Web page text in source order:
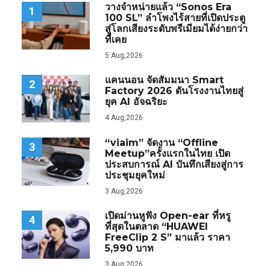
1
วางจำหน่ายแล้ว “Sonos Era
100 SL” ลำโพงไร้สายที่เปิดประตู
สู่โลกเสียงระดับพรีเมียมได้ง่ายกว่า
ที่เคย
5 Aug,2026
2
แคนนอน จัดสัมมนา Smart
Factory 2026 ดันโรงงานไทยสู่
ยุค AI อัจฉริยะ
4 Aug,2026
3
“viaim” จัดงาน “Offline
Meetup”ครั้งแรกในไทย เปิด
ประสบการณ์ AI บันทึกเสียงสู่การ
ประชุมยุคใหม่
3 Aug,2026
4
เปิดม่านหูฟัง Open-ear ที่หรู
ที่สุดในตลาด “HUAWEI
FreeClip 2 S” มาแล้ว ราคา
5,990 บาท